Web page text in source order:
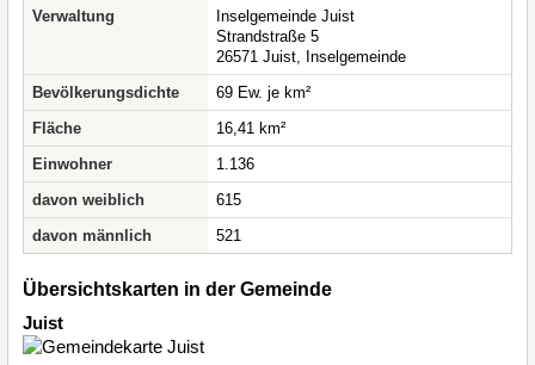
Verwaltung
Inselgemeinde Juist
Strandstraße 5
26571 Juist, Inselgemeinde
Bevölkerungsdichte
69 Ew. je km²
Fläche
16,41 km²
Einwohner
1.136
davon weiblich
615
davon männlich
521
Übersichtskarten in der Gemeinde
Juist